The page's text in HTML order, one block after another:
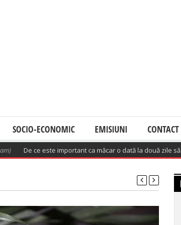
SOCIO-ECONOMIC EMISIUNI CONTACT
De ce este important ca măcar o dată la două zile să avem